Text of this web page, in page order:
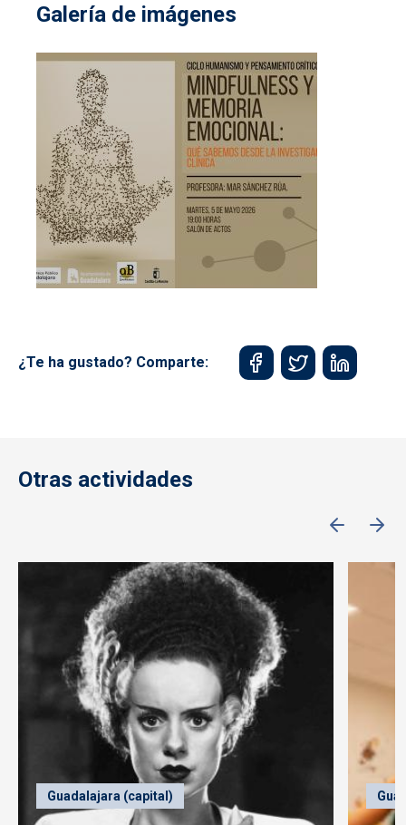
Galería de imágenes
¿Te ha gustado? Comparte:
Otras actividades
Guadalajara (capital)